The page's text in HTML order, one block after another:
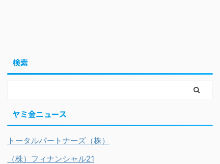
検索
ヤミ金ニュース
トータルパートナーズ（株）
（株）フィナンシャル21